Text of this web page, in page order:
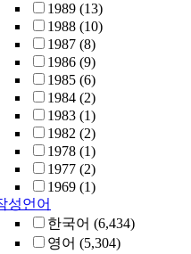
1989 (13)
1988 (10)
1987 (8)
1986 (9)
1985 (6)
1984 (2)
1983 (1)
1982 (2)
1978 (1)
1977 (2)
1969 (1)
성언어
한국어 (6,434)
영어 (5,304)